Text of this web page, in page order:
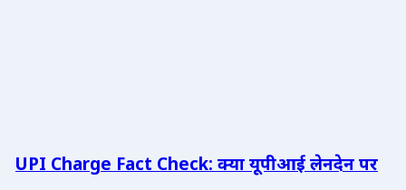
UPI Charge Fact Check: क्या यूपीआई लेनदेन पर